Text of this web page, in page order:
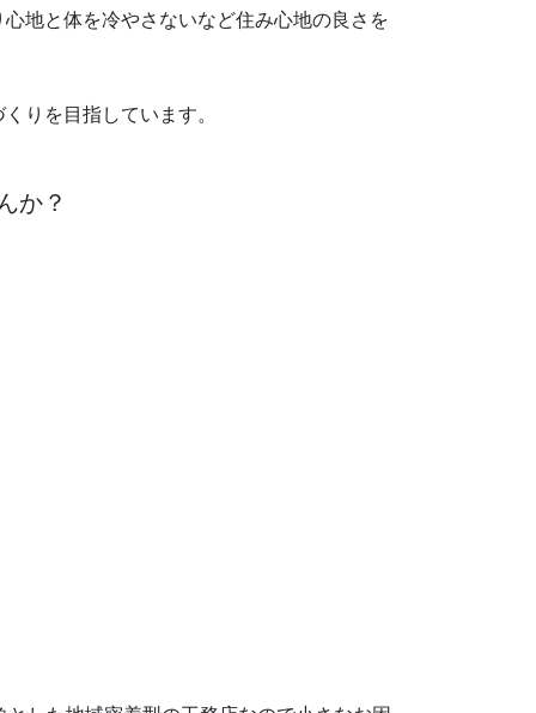
心地と体を冷やさないなど住み心地の良さを
りを目指しています。
か？